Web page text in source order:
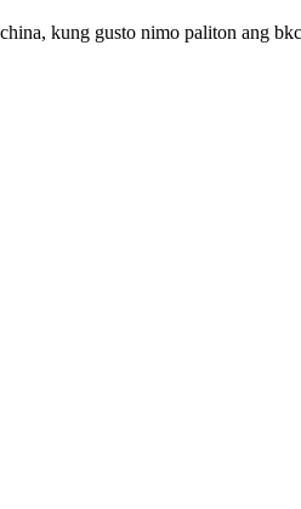
kung gusto nimo paliton ang